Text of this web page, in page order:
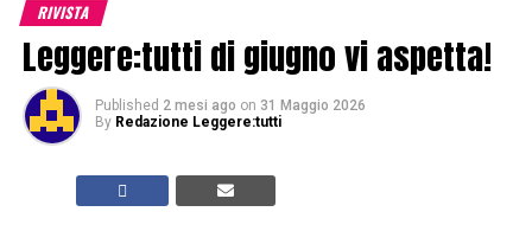
RIVISTA
Leggere:tutti di giugno vi aspetta!
Published 2 mesi ago on 31 Maggio 2026
By Redazione Leggere:tutti